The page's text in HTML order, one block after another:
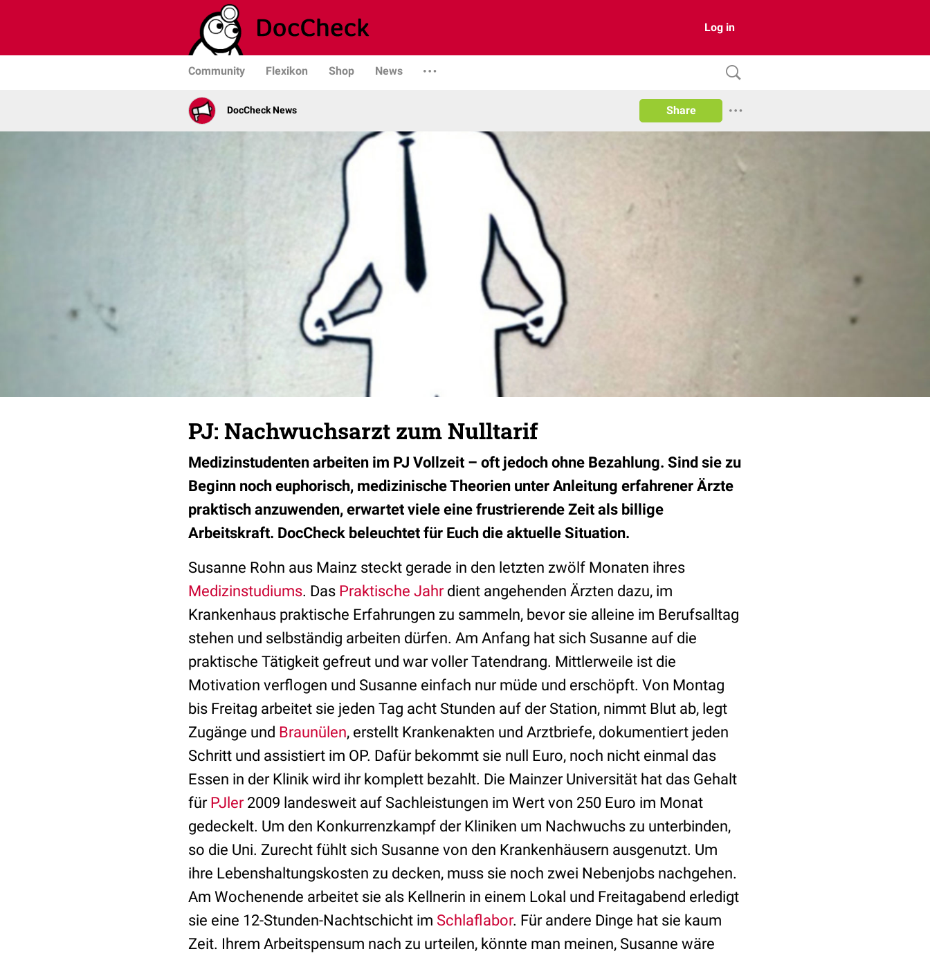
Log in
Community Flexikon Shop News
DocCheck News Share
PJ: Nachwuchsarzt zum Nulltarif
Medizinstudenten arbeiten im PJ Vollzeit – oft jedoch ohne Bezahlung. Sind sie zu
Beginn noch euphorisch, medizinische Theorien unter Anleitung erfahrener Ärzte
praktisch anzuwenden, erwartet viele eine frustrierende Zeit als billige
Arbeitskraft. DocCheck beleuchtet für Euch die aktuelle Situation.
Susanne Rohn aus Mainz steckt gerade in den letzten zwölf Monaten ihres
Medizinstudiums. Das Praktische Jahrdient angehenden Ärzten dazu, im
Krankenhaus praktische Erfahrungen zu sammeln, bevor sie alleine im Berufsalltag
stehen und selbständig arbeiten dürfen. Am Anfang hat sich Susanne auf die
praktische Tätigkeit gefreut und war voller Tatendrang. Mittlerweile ist die
Motivation verflogen und Susanne einfach nur müde und erschöpft. Von Montag
bis Freitag arbeitet sie jeden Tag acht Stunden auf der Station, nimmt Blut ab, legt
Zugänge und Braunülen, erstellt Krankenakten und Arztbriefe, dokumentiert jeden
Schritt und assistiert im OP. Dafür bekommt sie null Euro, noch nicht einmal das
Essen in der Klinik wird ihr komplett bezahlt. Die Mainzer Universität hat das Gehalt
für PJler2009 landesweit auf Sachleistungen im Wert von 250 Euro im Monat
gedeckelt. Um den Konkurrenzkampf der Kliniken um Nachwuchs zu unterbinden,
so die Uni. Zurecht fühlt sich Susanne von den Krankenhäusern ausgenutzt. Um
ihre Lebenshaltungskosten zu decken, muss sie noch zwei Nebenjobs nachgehen.
Am Wochenende arbeitet sie als Kellnerin in einem Lokal und Freitagabend erledigt
sie eine 12-Stunden-Nachtschicht im Schlaflabor. Für andere Dinge hat sie kaum
Zeit. Ihrem Arbeitspensum nach zu urteilen, könnte man meinen, Susanne wäre